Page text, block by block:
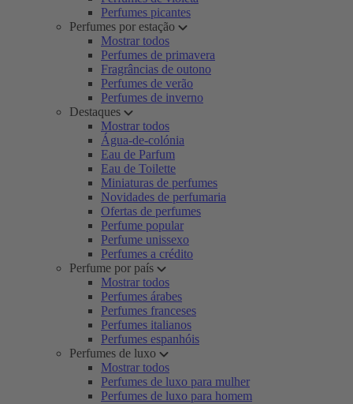
Perfumes picantes
Perfumes por estação
Mostrar todos
Perfumes de primavera
Fragrâncias de outono
Perfumes de verão
Perfumes de inverno
Destaques
Mostrar todos
Água-de-colónia
Eau de Parfum
Eau de Toilette
Miniaturas de perfumes
Novidades de perfumaria
Ofertas de perfumes
Perfume popular
Perfume unissexo
Perfumes a crédito
Perfume por país
Mostrar todos
Perfumes árabes
Perfumes franceses
Perfumes italianos
Perfumes espanhóis
Perfumes de luxo
Mostrar todos
Perfumes de luxo para mulher
Perfumes de luxo para homem